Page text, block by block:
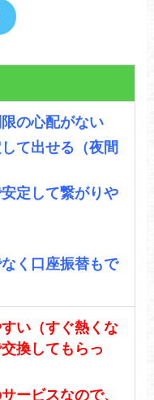
の心配がない
て出せる（夜間
定して繋がりや
く口座振替もで
い（すぐ熱くな
換してもらっ
ービスなので、